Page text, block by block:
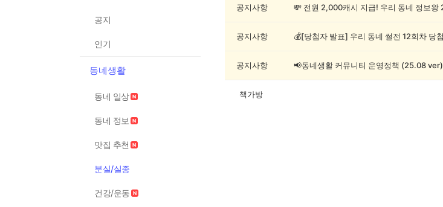
공지
인기
동네생활
동네 일상
동네 정보
맛집 추천
분실/실종
건강/운동
공지사항
공지사항
공지사항 📢동네생활 커뮤니티 운영정책 (25.08 ver)
책가방